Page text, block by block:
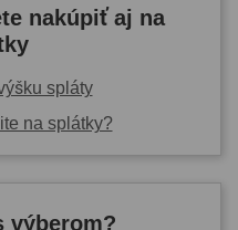
nakúpiť aj na
spláty
na splátky?
výberom?